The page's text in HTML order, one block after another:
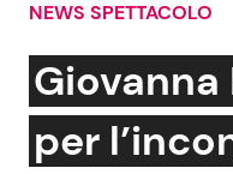
Social News
NEWS SPETTACOLO
per